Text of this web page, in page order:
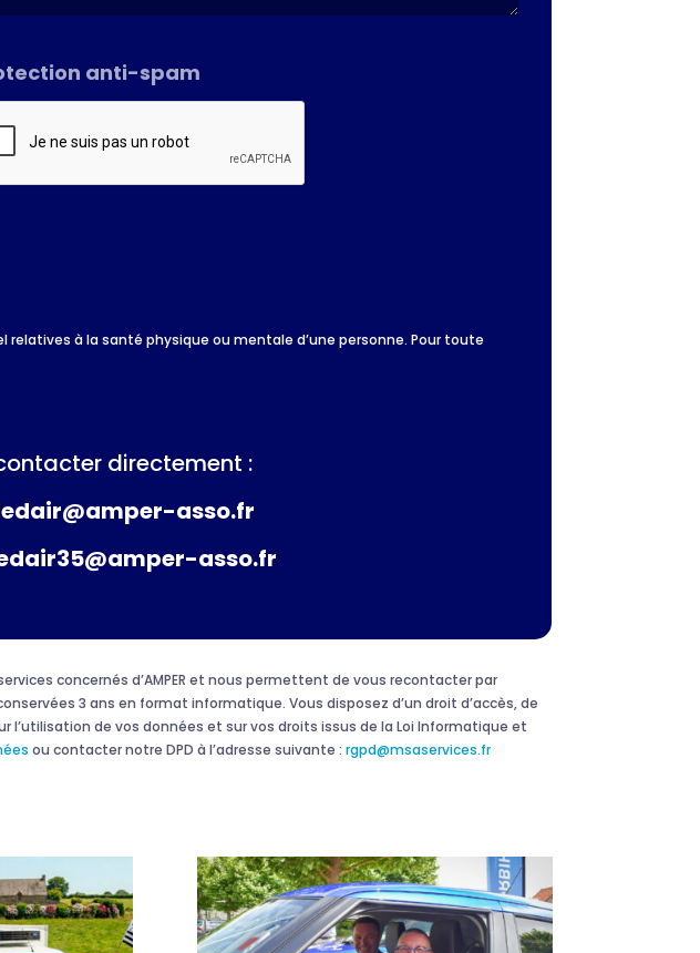
anti-spam
à la santé physique ou mentale d’une personne. Pour toute
directement :
asso.fr
asso.fr
concernés d’AMPER et nous permettent de vous recontacter par
3 ans en format informatique. Vous disposez d’un droit d’accès, de
de vos données et sur vos droits issus de la Loi Informatique et
ou contacter notre DPD à l’adresse suivante :rgpd@msaservices.fr